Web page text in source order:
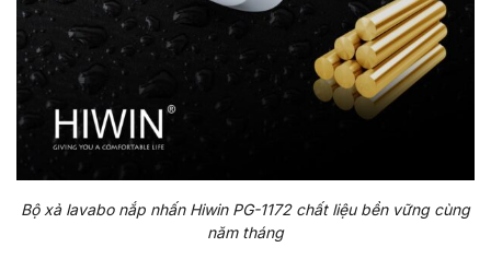
Bộ xả lavabo nắp nhấn Hiwin PG-1172 chất liệu bền vững cùng
năm tháng